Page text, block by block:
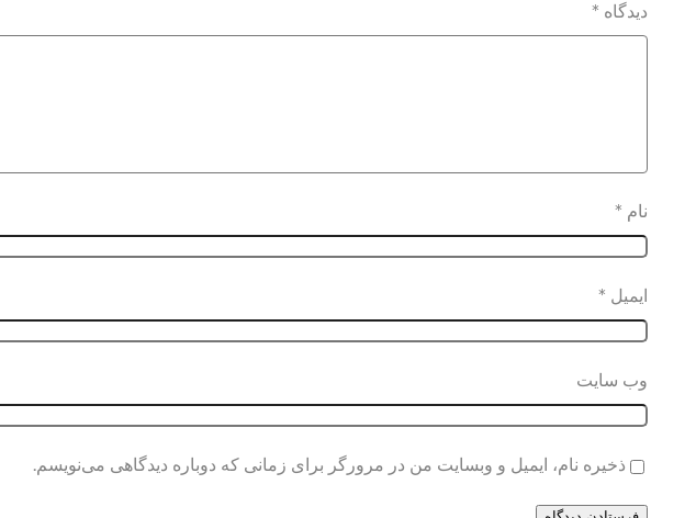
دیدگاه *
نام *
ایمیل *
وب‌ سایت
ذخیره نام، ایمیل و وبسایت من در مرورگر برای زمانی که دوباره دیدگاهی می‌نویسم.